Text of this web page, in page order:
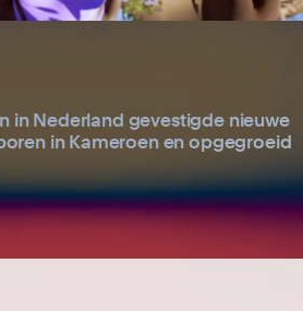
in Nederland gevestigde nieuwe
in Kameroen en opgegroeid